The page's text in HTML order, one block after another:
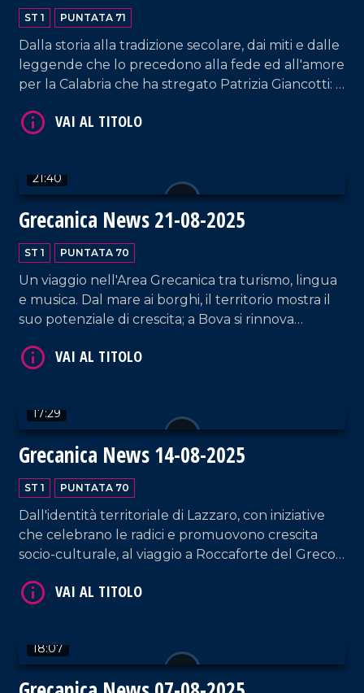
ST 1 PUNTATA 71
Dalla storia alla tradizione secolare, dai miti e dalle
leggende che lo precedono alla fede ed all'amore
per la Calabria che ha stregato Patrizia Giancotti: il
Grecanica News.
21:40
Grecanica News 21-08-2025
ST 1 PUNTATA 70
Un viaggio nell'Area Grecanica tra turismo, lingua
e musica. Dal mare ai borghi, il territorio mostra il
suo potenziale di crescita; a Bova si rinnova
trasmissione generazionale; e i giovani scelgono la
VAI AL TITOLO
17:29
Grecanica News 14-08-2025
ST 1 PUNTATA 70
Dall'identità territoriale di Lazzaro, con iniziative
che celebrano le radici e promuovono crescita
socio-culturale, al viaggio a Roccaforte del Greco,
incendi, spopolamento e incuria. A Brancaleone, il
sviluppo, mentre a Bova Marina gli studenti del
Liceo Euclide portano avanti progetti culturali
VAI AL TITOLO
18:07
VAI AL TITOLO